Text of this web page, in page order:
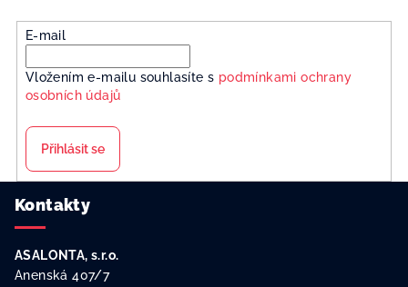
E-mail
Vložením e-mailu souhlasíte s podmínkami ochrany
osobních údajů
Přihlásit se
Kontakty
ASALONTA, s.r.o.
Anenská 407/7